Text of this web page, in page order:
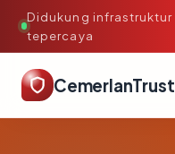
Didukung infrastruktur
tepercaya
CemerlanTrust